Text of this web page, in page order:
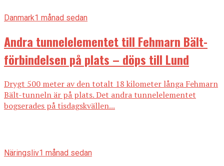
Danmark1 månad sedan
Andra tunnelelementet till Fehmarn Bält-
förbindelsen på plats – döps till Lund
Drygt 500 meter av den totalt 18 kilometer långa Fehmarn
Bält-tunneln är på plats. Det andra tunnelelementet
bogserades på tisdagskvällen...
Näringsliv1 månad sedan